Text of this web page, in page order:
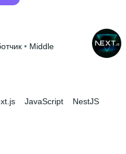
• Middle
JavaScript
NestJS